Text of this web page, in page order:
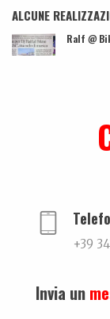
ALCUNE
Ralf @
+39
Invia un